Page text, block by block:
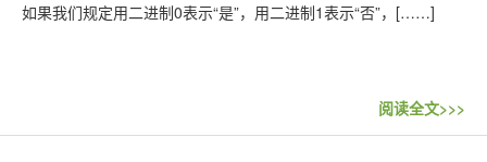
如果我们规定用二进制0表示“是”，用二进制1表示“否”，[……]
阅读全文>>>